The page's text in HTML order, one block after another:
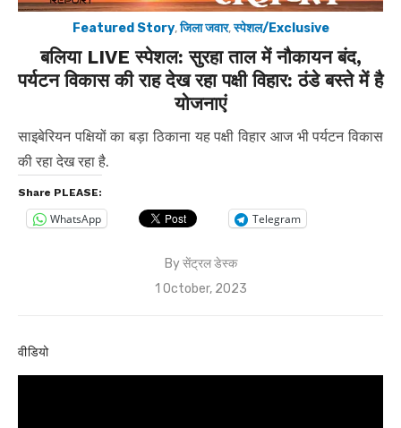
Featured Story,जिला जवार,स्पेशल/Exclusive
बलिया LIVE स्पेशल: सुरहा ताल में नौकायन बंद,
पर्यटन विकास की राह देख रहा पक्षी विहार: ठंडे बस्ते में है
योजनाएं
साइबेरियन पक्षियों का बड़ा ठिकाना यह पक्षी विहार आज भी पर्यटन विकास
की रहा देख रहा है.
Share PLEASE:
WhatsApp Telegram
Byसेंट्रल डेस्क
Posted
1 October, 2023
वीडियो